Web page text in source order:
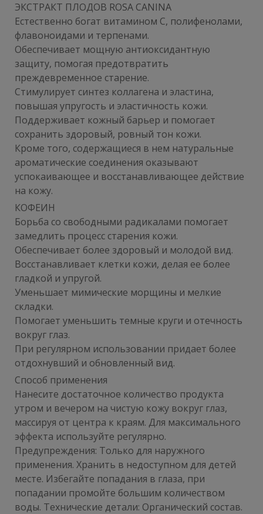
ЭКСТРАКТ ПЛОДОВ ROSA CANINA
Естественно богат витамином C, полифенолами,
флавоноидами и терпенами.
Обеспечивает мощную антиоксидантную
защиту, помогая предотвратить
преждевременное старение.
Стимулирует синтез коллагена и эластина,
повышая упругость и эластичность кожи.
Поддерживает кожный барьер и помогает
сохранить здоровый, ровный тон кожи.
Кроме того, содержащиеся в нем натуральные
ароматические соединения оказывают
успокаивающее и восстанавливающее действие
на кожу.
КОФЕИН
Борьба со свободными радикалами помогает
замедлить процесс старения кожи.
Обеспечивает более здоровый и молодой вид.
Восстанавливает клетки кожи, делая ее более
гладкой и упругой.
Уменьшает мимические морщины и мелкие
складки.
Помогает уменьшить темные круги и отечность
вокруг глаз.
При регулярном использовании придает более
отдохнувший и обновленный вид.
Способ применения
Нанесите достаточное количество продукта
утром и вечером на чистую кожу вокруг глаз,
массируя от центра к краям. Для максимального
эффекта используйте регулярно.
Предупреждения: Только для наружного
применения. Хранить в недоступном для детей
месте. Избегайте попадания в глаза, при
попадании промойте большим количеством
воды. Технические детали: Органический состав.